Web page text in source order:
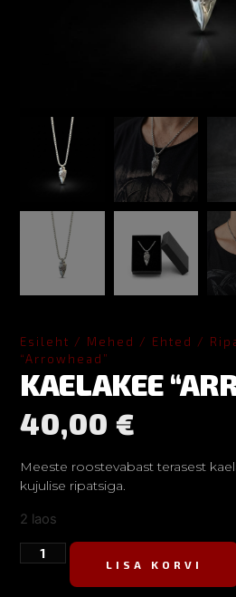
Esileht / Mehed / Ehted /
“Arrowhead”
KAELAKEE
40,00€
Meeste roostevabast terasest
kujulise ripatsiga.
2 laos
LISA KORVI